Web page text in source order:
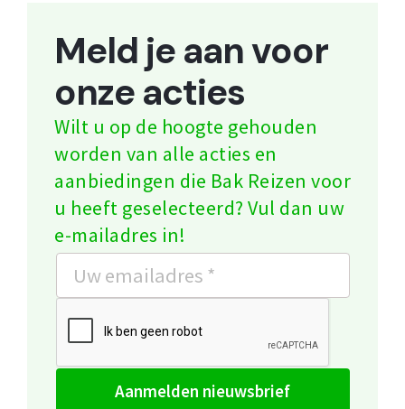
Meld je aan voor
onze acties
Wilt u op de hoogte gehouden
worden van alle acties en
aanbiedingen die Bak Reizen voor
u heeft geselecteerd? Vul dan uw
e-mailadres in!
aanmelden nieuwsbrief